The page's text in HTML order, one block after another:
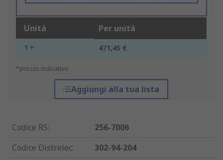
Unità Per unità
1 + 471,45 €
*prezzo indicativo
Aggiungi alla tua lista
Codice RS:
256-7006
Codice Distrelec:
302-94-204